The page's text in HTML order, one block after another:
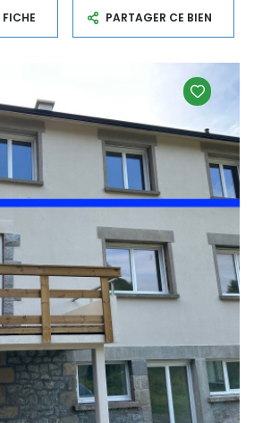
FICHE PARTAGER CE BIEN